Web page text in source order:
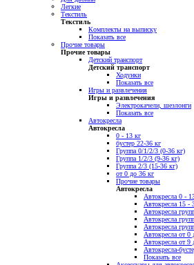
Легкие
Текстиль
Текстиль
Комплекты на выписку
Показать все
Прочие товары
Прочие товары
Детский транспорт
Детский транспорт
Ходунки
Показать все
Игры и развлечения
Игры и развлечения
Электрокачели, шезлонги
Показать все
Автокресла
Автокресла
0 - 13 кг
бустер 22-36 кг
Группа 0/1/2/3 (0-36 кг)
Группа 1/2/3 (9-36 кг)
Группа 2/3 (15-36 кг)
от 0 до 36 кг
Прочие товары
Автокресла
Автокресла 0 -
Автокресла 15 -
Автокресла
Автокресла
Автокресла
Автокресла от 0
Автокресла от 9
Автокресла-
Показать все